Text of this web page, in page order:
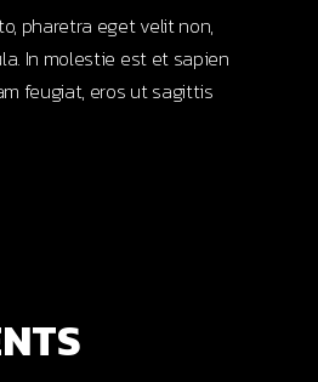
pharetra eget velit non,
In molestie est et sapien
feugiat, eros ut sagittis